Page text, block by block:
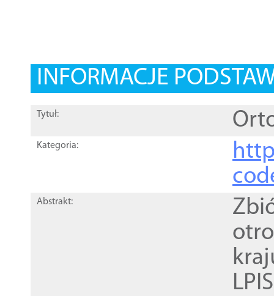
INFORMACJE
Tytuł:
Kategoria:
Abstrakt: